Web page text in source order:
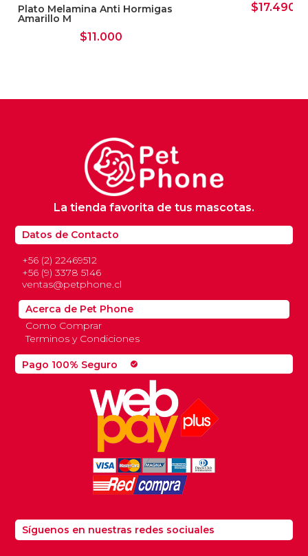
Plato Melamina Anti Hormigas
Amarillo M
$11.000
$17.490
Pago 100% Seguro check_circle
Datos de Contacto
+56 (2) 22469512
+56 (9) 3378 5146
ventas@petphone.cl
La tienda favorita de tus mascotas.
Acerca de Pet Phone
Como Comprar
Terminos y Condiciones
Síguenos en nuestras redes sociuales